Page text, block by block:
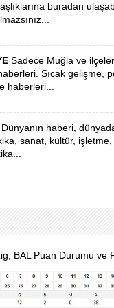
buradan
Sadece Muğla ve
Sıcak gelişme,
haberleri...
Dünyanın haberi,
sanat, kültür,
BAL Puan Durumu ve